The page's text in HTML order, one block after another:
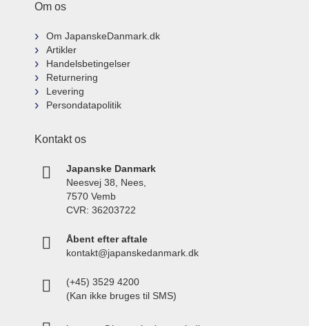
Om os
Om JapanskeDanmark.dk
Artikler
Handelsbetingelser
Returnering
Levering
Persondatapolitik
Kontakt os
Japanske Danmark
Neesvej 38, Nees,
7570 Vemb
CVR: 36203722
Åbent efter aftale
kontakt@japanskedanmark.dk
(+45) 3529 4200
(Kan ikke bruges til SMS)